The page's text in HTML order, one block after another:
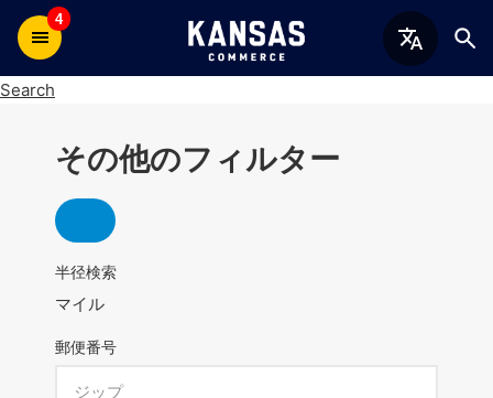
4
Search
その他のフィルター
半径検索
マイル
郵便番号